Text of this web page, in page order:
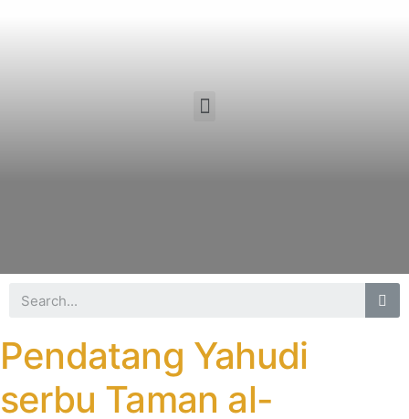
Pendatang Yahudi
serbu Taman al-